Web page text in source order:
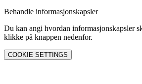
Behandle informasjons­­kapsler
Du kan angi hvordan informasjonskapsler
klikke på knappen nedenfor.
COOKIE SETTINGS